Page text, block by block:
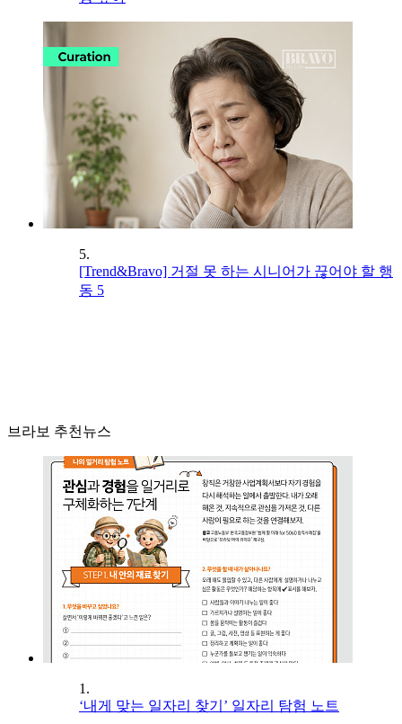
5.
[Trend&Bravo] 거절 못 하는 시니어가 끊어야 할 행
동 5
브라보 추천뉴스
1.
‘내게 맞는 일자리 찾기’ 일자리 탐험 노트